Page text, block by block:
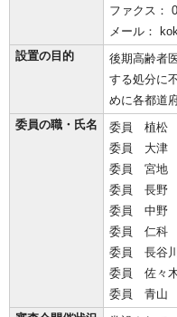
ファクス：
メール：
設置の目的
後期高齢者
する処分に
めに各都道
委員の職・氏名
委員 植松
委員 大津
委員 宮地
委員 長野
委員 中野
委員 仁科
委員 長谷
委員 佐々
委員 青山